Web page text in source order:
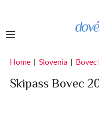
Home Slovenia Bovec
Skipass Bovec